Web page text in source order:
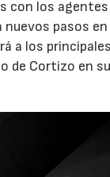
con los agentes
nuevos pasos en
a los principales
de Cortizo en